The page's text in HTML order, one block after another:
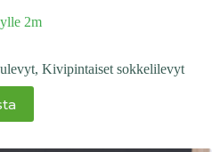
2m
, Kivipintaiset sokkelilevyt